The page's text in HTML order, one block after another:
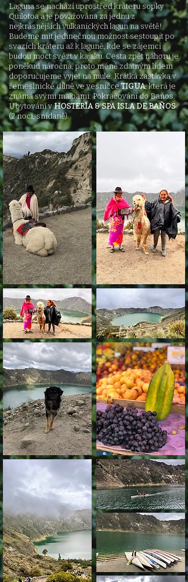
Laguna se nachází uprostřed kráteru sopky
Quilotoa a je považována za jednu z
nejkrásnějších vulkanických lagun na světě!
Budeme mít jedinečnou možnost sestoupit po
svazích kráteru až k laguně, kde se zájemci
budou moct svézt v kajaku. Cesta zpět nahoru je
poněkud náročná, proto méně zdatným lidem
doporučujeme vyjet na mule. Krátká zastávka v
řemeslnické dílně ve vesničceTIGUA, která je
známá svými malbami. Pokračování do Baños.
Ubytování vHOSTERÍA & SPA ISLA DE BAÑOS
(2 noci, snídaně).